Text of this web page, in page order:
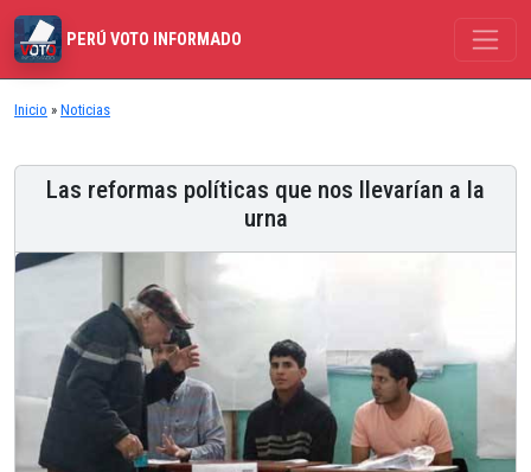
PERÚ VOTO INFORMADO
Inicio » Noticias
Las reformas políticas que nos llevarían a la
urna